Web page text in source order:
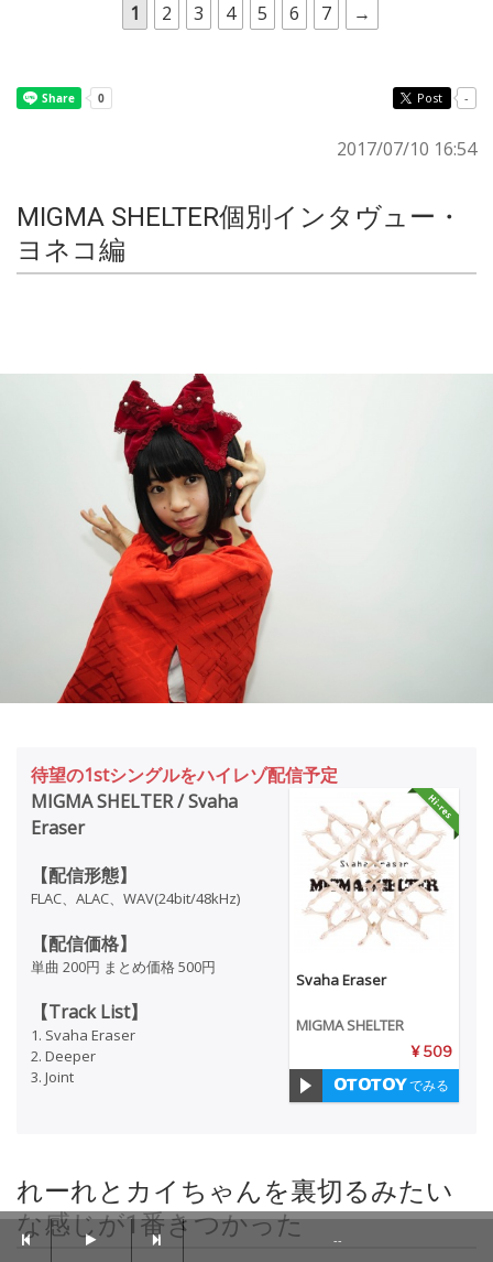
1 2 3 4 5 6 7 →
Post -
2017/07/10 16:54
MIGMA SHELTER個別インタヴュー・
ヨネコ編
待望の1stシングルをハイレゾ配信予定
Svaha Eraser
MIGMA SHELTER
¥ 509
でみる
MIGMA SHELTER / Svaha
Eraser
【配信形態】
FLAC、ALAC、WAV(24bit/48kHz)
【配信価格】
単曲 200円 まとめ価格 500円
【Track List】
1. Svaha Eraser
2. Deeper
3. Joint
れーれとカイちゃんを裏切るみたい
な感じが1番きつかった
--